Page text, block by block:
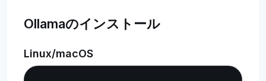
Ollamaのインストール
Linux/macOS